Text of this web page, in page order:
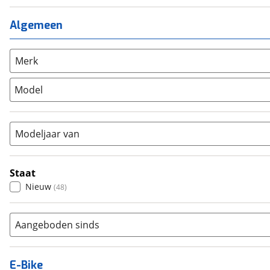
Ligfiets (0)
Mountainbike
Overig (0)
Racefiets
Stadsfiets (1)
Tandem
Algemeen
Merk
Model
Modeljaar van
Staat
Nieuw (48)
Aangeboden sinds
E-Bike